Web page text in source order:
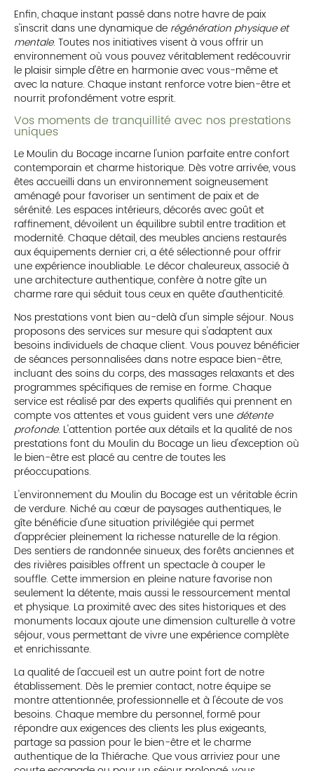
Enfin, chaque instant passé dans notre havre de paix
s'inscrit dans une dynamique de régénération physique et
mentale. Toutes nos initiatives visent à vous offrir un
environnement où vous pouvez véritablement redécouvrir
le plaisir simple d'être en harmonie avec vous-même et
avec la nature. Chaque instant renforce votre bien-être et
nourrit profondément votre esprit.
Vos moments de tranquillité avec nos prestations
uniques
Le Moulin du Bocage incarne l'union parfaite entre confort
contemporain et charme historique. Dès votre arrivée, vous
êtes accueilli dans un environnement soigneusement
aménagé pour favoriser un sentiment de paix et de
sérénité. Les espaces intérieurs, décorés avec goût et
raffinement, dévoilent un équilibre subtil entre tradition et
modernité. Chaque détail, des meubles anciens restaurés
aux équipements dernier cri, a été sélectionné pour offrir
une expérience inoubliable. Le décor chaleureux, associé à
une architecture authentique, confère à notre gîte un
charme rare qui séduit tous ceux en quête d'authenticité.
Nos prestations vont bien au-delà d'un simple séjour. Nous
proposons des services sur mesure qui s'adaptent aux
besoins individuels de chaque client. Vous pouvez bénéficier
de séances personnalisées dans notre espace bien-être,
incluant des soins du corps, des massages relaxants et des
programmes spécifiques de remise en forme. Chaque
service est réalisé par des experts qualifiés qui prennent en
compte vos attentes et vous guident vers une détente
profonde. L'attention portée aux détails et la qualité de nos
prestations font du Moulin du Bocage un lieu d'exception où
le bien-être est placé au centre de toutes les
préoccupations.
L'environnement du Moulin du Bocage est un véritable écrin
de verdure. Niché au cœur de paysages authentiques, le
gîte bénéficie d'une situation privilégiée qui permet
d'apprécier pleinement la richesse naturelle de la région.
Des sentiers de randonnée sinueux, des forêts anciennes et
des rivières paisibles offrent un spectacle à couper le
souffle. Cette immersion en pleine nature favorise non
seulement la détente, mais aussi le ressourcement mental
et physique. La proximité avec des sites historiques et des
monuments locaux ajoute une dimension culturelle à votre
séjour, vous permettant de vivre une expérience complète
et enrichissante.
La qualité de l'accueil est un autre point fort de notre
établissement. Dès le premier contact, notre équipe se
montre attentionnée, professionnelle et à l'écoute de vos
besoins. Chaque membre du personnel, formé pour
répondre aux exigences des clients les plus exigeants,
partage sa passion pour le bien-être et le charme
authentique de la Thiérache. Que vous arriviez pour une